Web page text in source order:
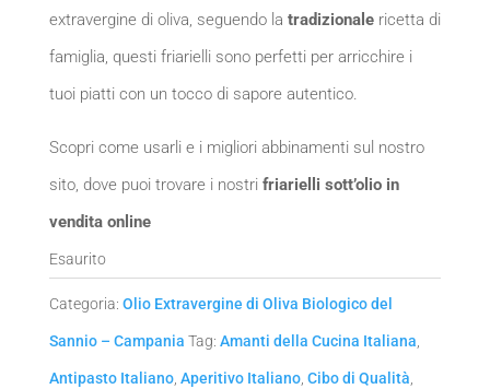
extravergine di oliva, seguendo la tradizionalericetta di
famiglia, questi friarielli sono perfetti per arricchire i
tuoi piatti con un tocco di sapore autentico.
Scopri come usarli e i migliori abbinamenti sul nostro
sito, dove puoi trovare i nostri friarielli sott’olio in
vendita online
Esaurito
Categoria: Olio Extravergine di Oliva Biologico del
Sannio – Campania Tag: Amanti della Cucina Italiana,
Antipasto Italiano, Aperitivo Italiano, Cibo di Qualità,